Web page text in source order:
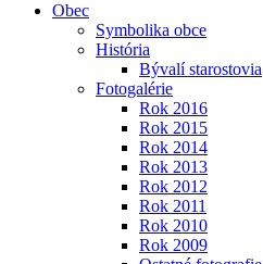
Obec
Symbolika obce
História
Bývalí starostovia
Fotogalérie
Rok 2016
Rok 2015
Rok 2014
Rok 2013
Rok 2012
Rok 2011
Rok 2010
Rok 2009